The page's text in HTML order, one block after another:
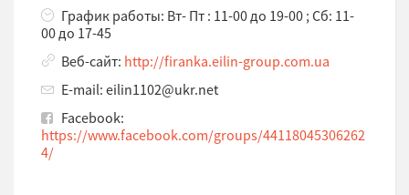
График работы: Вт- Пт : 11-00 до 19-00 ; Сб: 11-
00 до 17-45
Веб-сайт: http://firanka.eilin-group.com.ua
E-mail: eilin1102@ukr.net
Facebook:
https://www.facebook.com/groups/44118045306262
4/